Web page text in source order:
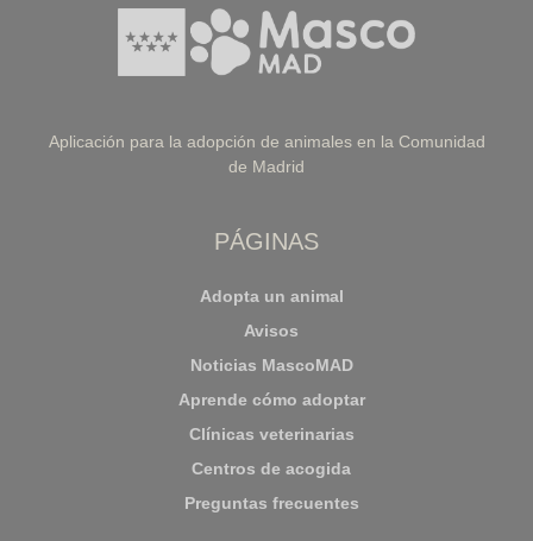
Aplicación para la adopción de animales en la Comunidad
de Madrid
PÁGINAS
Adopta un animal
Avisos
Noticias MascoMAD
Aprende cómo adoptar
Clínicas veterinarias
Centros de acogida
Preguntas frecuentes